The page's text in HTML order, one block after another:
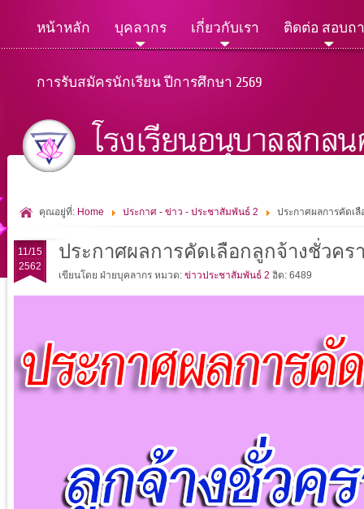
หน้าหลัก บุคลากร เกี่ยวกับเรา ติดต่อ สอบถ
การรับสมัครนักเรียน ปีการศึกษา 2569
คุณอยู่ที่: Home ประกาศ - ข่าว - ประชาสัมพันธ์ 2 ประกาศผลการคัดเ
11/15
2562
ประกาศผลการคัดเลือกลูกจ้างชั่วค
เขียนโดย ฝ่ายบุคลากร หมวด: ข่าวประชาสัมพันธ์ 2 ฮิต: 6489